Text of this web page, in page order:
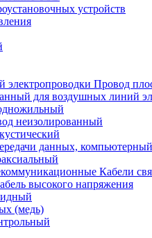
устройств
Провод
неизолированный
Кабели
высокого напряжения
(медь)